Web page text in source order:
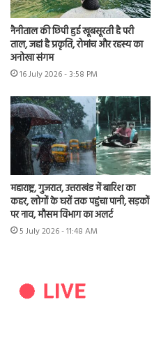
नैनीताल की छिपी हुई खूबसूरती है परी
ताल, जहां है प्रकृति, रोमांच और रहस्य का
अनोखा संगम
16 July 2026 - 3:58 PM
महाराष्ट्र, गुजरात, उत्तराखंड में बारिश का
कहर, लोगों के घरों तक पहुंचा पानी, सड़कों
पर नाव, मौसम विभाग का अलर्ट
5 July 2026 - 11:48 AM